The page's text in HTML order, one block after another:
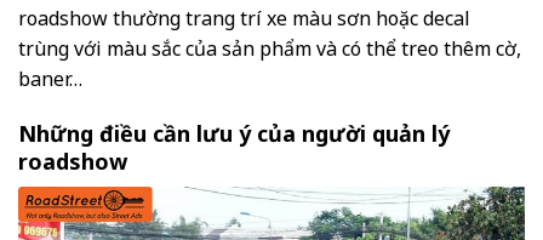
roadshow thường trang trí xe màu sơn hoặc decal
trùng với màu sắc của sản phẩm và có thể treo thêm cờ,
baner…
Những điều cần lưu ý của người quản lý
roadshow